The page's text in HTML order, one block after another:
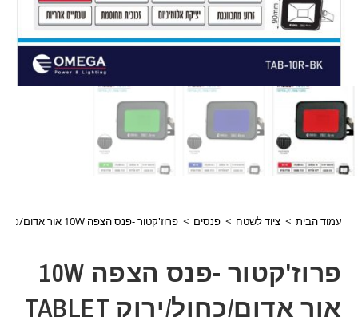
עמוד הבית > ציוד לשטח > פנסים > פרוז'קטור -פנס הצפה 10W אור אדום/כחול/ירוק TABLET
פרוז'קטור -פנס הצפה 10W
אור אדום/כחול/ירוק TABLET